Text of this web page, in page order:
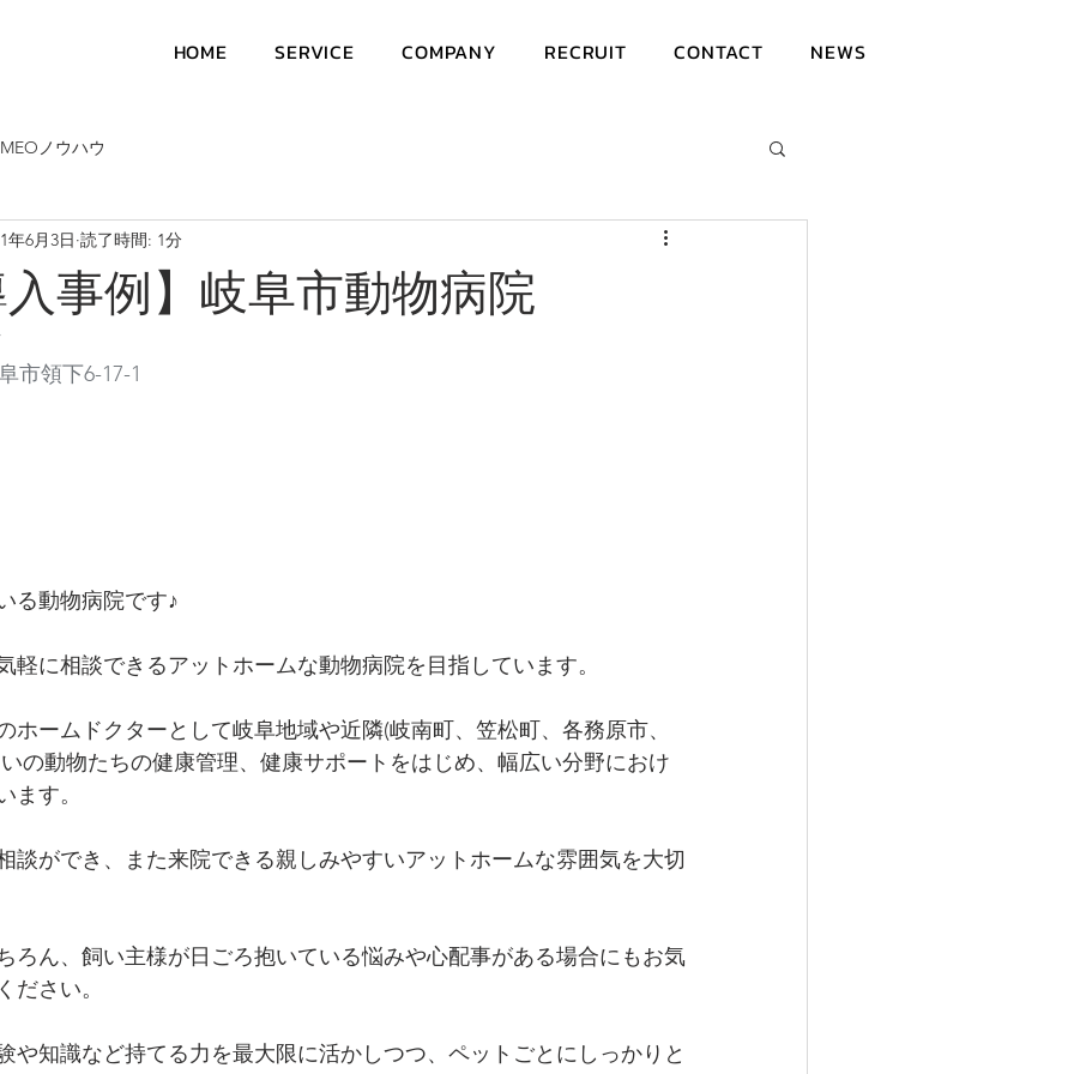
HOME SERVICE COMPANY RECRUIT CONTACT NEWS
MEOノウハウ
事例】岐阜市動物病院
年6月3日 読了時間: 1分
市領下6-17-1
る動物病院です♪
軽に相談できるアットホームな動物病院を目指しています。
ホームドクターとして岐阜地域や近隣(岐南町、笠松町、各務原市、
の動物たちの健康管理、健康サポートをはじめ、幅広い分野におけ
ます。
談ができ、また来院できる親しみやすいアットホームな雰囲気を大切
ろん、飼い主様が日ごろ抱いている悩みや心配事がある場合にもお気
ださい。
や知識など持てる力を最大限に活かしつつ、ペットごとにしっかりと